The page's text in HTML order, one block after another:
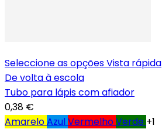
Seleccione as opçõesVista rápida
De volta à escola
Tubo para lápis com afiador
0,38 €
AmareloAzul VermelhoVerde +1